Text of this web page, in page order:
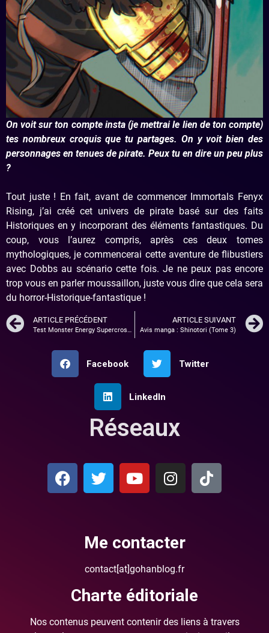
On voit sur ton compte insta (je mettrai le lien de ton compte)
tes nombreux croquis que tu partages. On y voit bien des
personnages en tenues de pirate. Peux tu en dire un peu plus
?
Tout juste ! En fait, avant de commencer Immortals Fenyx
Rising, j’ai créé cet univers de pirate basé sur des faits
Historiques en y incorporant des éléments fantastiques. Du
coup, vous l’aurez compris, après ces deux tomes
mythologiques, je commencerai cette aventure de flibustiers
avec Dobbs au scénario cette fois. Je ne peux pas encore
trop vous en parler moussaillon, juste vous dire que cela sera
du horror-Historique-fantastique !
ARTICLE PRÉCÉDENT
Test Monster Energy Supercross 4 : Moto Maker 2 ?
ARTICLE SUIVANT
Avis manga : Shinotori (Tome 3)
Facebook Twitter
LinkedIn
Réseaux
Me contacter
contact[at]gohanblog.fr
Charte éditoriale
Nos contenus peuvent contenir des liens à travers